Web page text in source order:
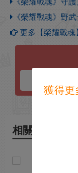
《榮耀戰魂》守
《榮耀戰魂》野
更多【榮耀戰魂
相關新聞
獲得更